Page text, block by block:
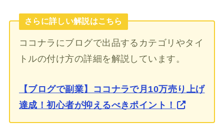
さらに詳しい解説はこちら
ココナラにブログで出品するカテゴリやタイ
トルの付け方の詳細を解説しています。
【ブログで副業】ココナラで月10万売り上げ
達成！初心者が抑えるべきポイント！